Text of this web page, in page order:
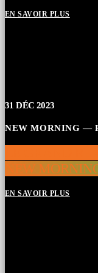
EN SAVOIR PLUS
31 DÉC 2023
NEW MORNING —
NEW
EN SAVOIR PLUS